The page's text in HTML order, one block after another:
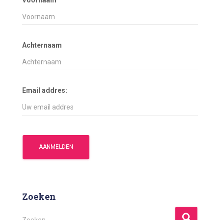
Achternaam
Email addres:
Zoeken
Z